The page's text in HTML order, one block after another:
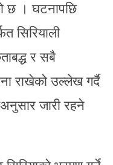
छ । घटनापछि
सिरियाली
र सबै
राखेको उल्लेख गर्दै
जारी रहने